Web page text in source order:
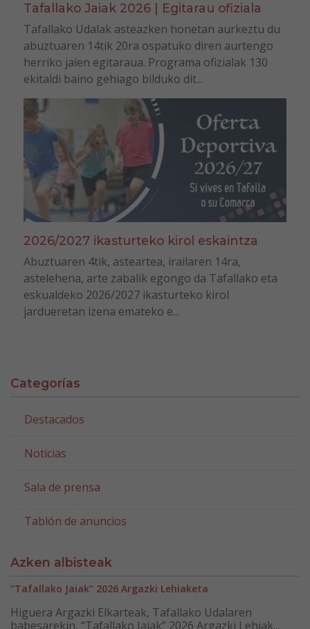
Tafallako Jaiak 2026 | Egitarau ofiziala
Tafallako Udalak asteazken honetan aurkeztu du
abuztuaren 14tik 20ra ospatuko diren aurtengo
herriko jaien egitaraua. Programa ofizialak 130
ekitaldi baino gehiago bilduko dit...
2026/2027 ikasturteko kirol eskaintza
Abuztuaren 4tik, asteartea, irailaren 14ra,
astelehena, arte zabalik egongo da Tafallako eta
eskualdeko 2026/2027 ikasturteko kirol
jardueretan izena emateko e...
Categorías
Destacados
Noticias
Sala de prensa
Tablón de anuncios
Azken albisteak
“Tafallako Jaiak” 2026 Argazki Lehiaketa
Higuera Argazki Elkarteak, Tafallako Udalaren
babesarekin, “Tafallako Jaiak” 2026 Argazki Lehiak...